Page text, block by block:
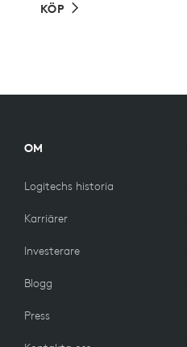
KÖP
OM
Logitechs historia
Karriärer
Investerare
Blogg
Press